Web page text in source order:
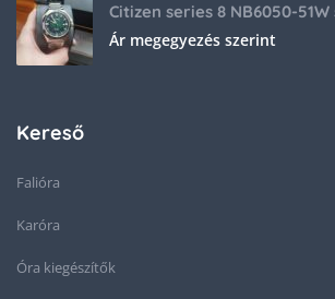
Ár megegyezés szerint
Kereső
Falióra
Karóra
Óra kiegészítők